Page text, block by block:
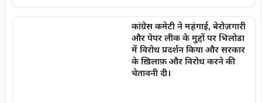
कांग्रेस कमेटी ने महंगाई, बेरोज़गारी
और पेपर लीक के मुद्दों पर भिलोडा
में विरोध प्रदर्शन किया और सरकार
के ख़िलाफ़ और विरोध करने की
चेतावनी दी।